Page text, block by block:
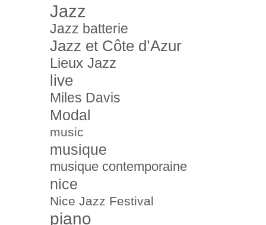
Jazz
Jazz batterie
Jazz et Côte d’Azur
Lieux Jazz
live
Miles Davis
Modal
music
musique
musique contemporaine
nice
Nice Jazz Festival
piano